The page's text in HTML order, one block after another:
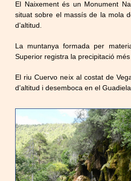
El Naixement és un Monument
situat sobre el massís de la mola
d’altitud.
La muntanya formada per
Superior registra la precipitació
El riu Cuervo neix al costat de
d’altitud i desemboca en el